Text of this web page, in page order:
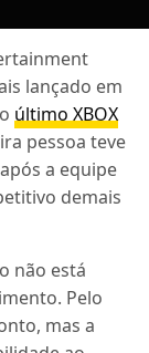
lançado em
último XBOX
pessoa teve
a equipe
demais
não está
Pelo
mas a